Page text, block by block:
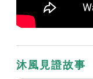
沐風見證故事